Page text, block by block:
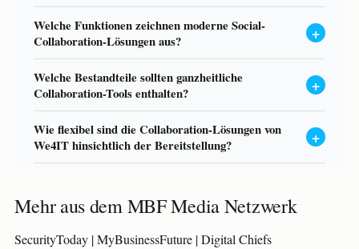
Welche Funktionen zeichnen moderne Social-
Collaboration-Lösungen aus?
Welche Bestandteile sollten ganzheitliche
Collaboration-Tools enthalten?
Wie flexibel sind die Collaboration-Lösungen von
We4IT hinsichtlich der Bereitstellung?
Mehr aus dem MBF Media Netzwerk
SecurityToday |MyBusinessFuture |Digital Chiefs